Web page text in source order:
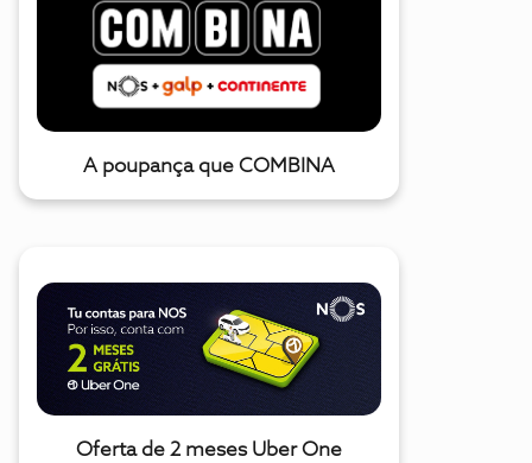
A poupança que COMBINA
Oferta de 2 meses Uber One